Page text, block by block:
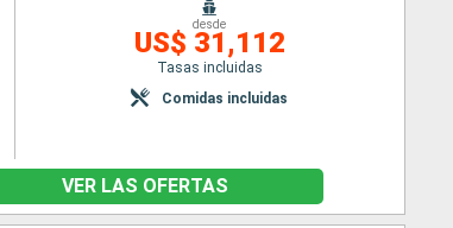
desde
US$ 31,112
Tasas incluidas
Comidas incluidas
VER LAS OFERTAS